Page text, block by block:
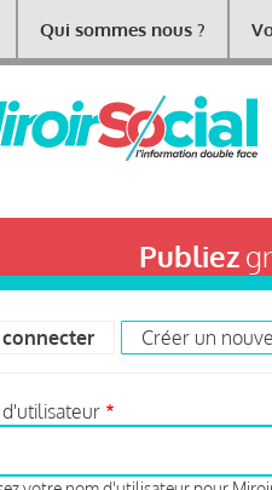
Qui sommes nous ?
Publiez
connecter (onglet actif)
Créer un